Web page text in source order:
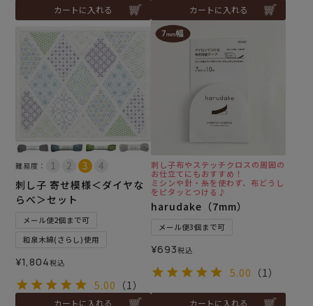
カートに入れる カートに入れる
難易度：
刺し子 寄せ模様＜ダイヤな
らべ＞セット
メール便2個まで可
和泉木綿(さらし)使用
¥1,804税込
5.00 （1）
カートに入れる
刺し子布やステッチクロスの周囲の
お仕立てにもおすすめ！
ミシンや針・糸を使わず、布どうし
をピタッとつける♪
harudake（7mm）
メール便3個まで可
¥693税込
5.00 （1）
カートに入れる